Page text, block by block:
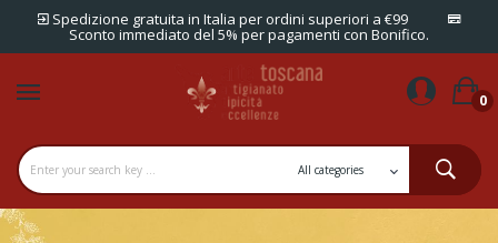
Spedizione gratuita in Italia per ordini superiori a €99
Sconto immediato del 5% per pagamenti con Bonifico.
0